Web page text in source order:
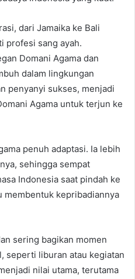
dari Jamaika ke Bali
profesi sang ayah.
Domani Agama dan
dalam lingkungan
penyanyi sukses, menjadi
Agama untuk terjun ke
penuh adaptasi. Ia lebih
sehingga sempat
Indonesia saat pindah ke
membentuk kepribadiannya
sering bagikan momen
seperti liburan atau kegiatan
nilai utama, terutama